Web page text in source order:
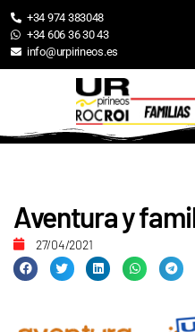
+34 974 383048
+34 606 36 30 43
info@urpirineos.es
Aventura y
27/04/2021